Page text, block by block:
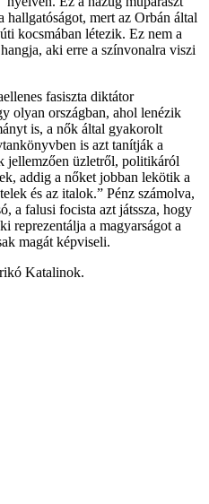
hallgatóságot, mert az Orbán által
kocsmában létezik. Ez nem a
aki erre a színvonalra viszi
fasiszta diktátor
olyan országban, ahol lenézik
is, a nők által gyakorolt
is azt tanítják a
jellemzően üzletről, politikáról
addig a nőket jobban lekötik a
és az italok.” Pénz számolva,
a falusi focista azt játssza, hogy
reprezentálja a magyarságot a
magát képviseli.
Katalinok.